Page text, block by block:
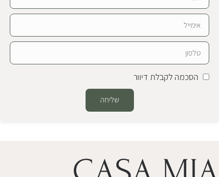
הסכמה לקבלת דיוור
שליחה